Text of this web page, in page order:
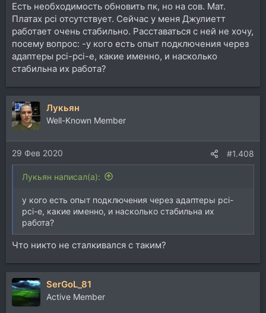
Есть необходимость обновить пк, но на сов. Мат.
Платах pci отсутствует. Сейчас у меня Джулиетт
работает очень стабильно. Расставаться с ней не хочу,
посему вопрос: -у кого есть опыт подключения через
адаптеры pci-pci-e, какие именно, и насколько
стабильна их работа?
Лукьян
Well-Known Member
29 Фев 2020 #1.408
Лукьян написал(а):
у кого есть опыт подключения через адаптеры pci-
pci-e, какие именно, и насколько стабильна их
работа?
Что никто не сталкивался с таким?
SerGoL_81
Active Member